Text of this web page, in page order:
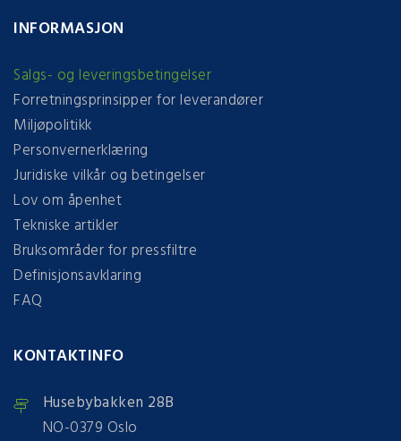
INFORMASJON
Salgs- og leveringsbetingelser
Forretningsprinsipper for leverandører
Miljøpolitikk
Personvernerklæring
Juridiske vilkår og betingelser
Lov om åpenhet
Tekniske artikler
Bruksområder for pressfiltre
Definisjonsavklaring
FAQ
KONTAKTINFO
Husebybakken 28B
NO-0379 Oslo